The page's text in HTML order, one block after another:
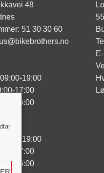
48
51 30 30 60
19:00
17:00
16:00
19:00
17:00
16:00